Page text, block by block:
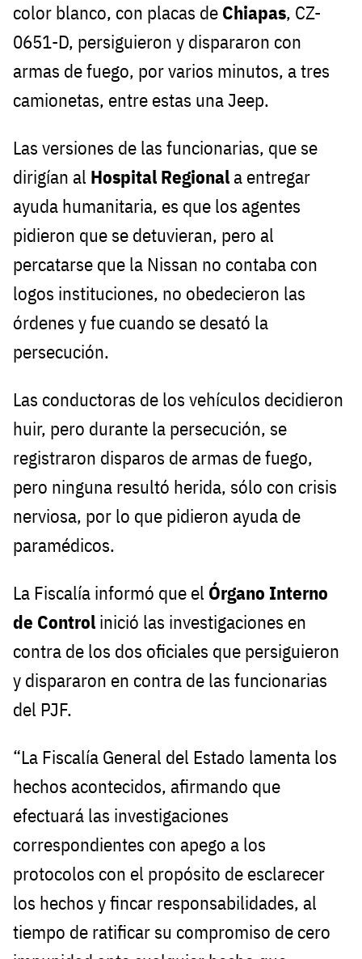
color blanco, con placas de Chiapas, CZ-
0651-D, persiguieron y dispararon con
armas de fuego, por varios minutos, a tres
camionetas, entre estas una Jeep.
Las versiones de las funcionarias, que se
dirigían al Hospital Regional a entregar
ayuda humanitaria, es que los agentes
pidieron que se detuvieran, pero al
percatarse que la Nissan no contaba con
logos instituciones, no obedecieron las
órdenes y fue cuando se desató la
persecución.
Las conductoras de los vehículos decidieron
huir, pero durante la persecución, se
registraron disparos de armas de fuego,
pero ninguna resultó herida, sólo con crisis
nerviosa, por lo que pidieron ayuda de
paramédicos.
La Fiscalía informó que el Órgano Interno
de Control inició las investigaciones en
contra de los dos oficiales que persiguieron
y dispararon en contra de las funcionarias
del PJF.
“La Fiscalía General del Estado lamenta los
hechos acontecidos, afirmando que
efectuará las investigaciones
correspondientes con apego a los
protocolos con el propósito de esclarecer
los hechos y fincar responsabilidades, al
tiempo de ratificar su compromiso de cero